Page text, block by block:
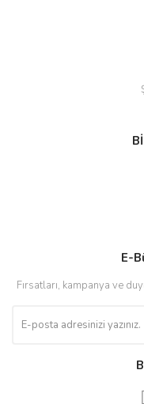
E-
Fırsatları, kampanya ve